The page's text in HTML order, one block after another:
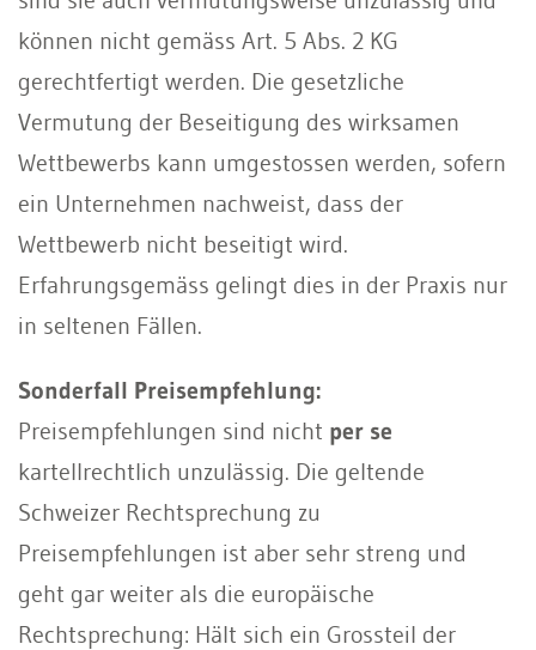
können nicht gemäss Art. 5 Abs. 2 KG
gerechtfertigt werden. Die gesetzliche
Vermutung der Beseitigung des wirksamen
Wettbewerbs kann umgestossen werden, sofern
ein Unternehmen nachweist, dass der
Wettbewerb nicht beseitigt wird.
Erfahrungsgemäss gelingt dies in der Praxis nur
in seltenen Fällen.
Sonderfall Preisempfehlung:
Preisempfehlungen sind nicht per se
kartellrechtlich unzulässig. Die geltende
Schweizer Rechtsprechung zu
Preisempfehlungen ist aber sehr streng und
geht gar weiter als die europäische
Rechtsprechung: Hält sich ein Grossteil der